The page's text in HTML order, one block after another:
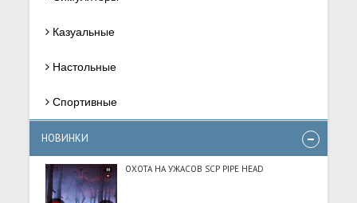
Казуальные
Настольные
Спортивные
НОВИНКИ
ОХОТА НА УЖАСОВ SCP PIPE HEAD